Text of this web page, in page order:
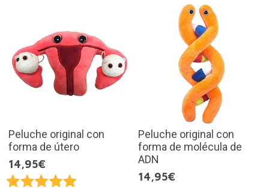
Peluche original con
forma de útero
14,95€
Peluche original con
forma de molécula de
ADN
14,95€